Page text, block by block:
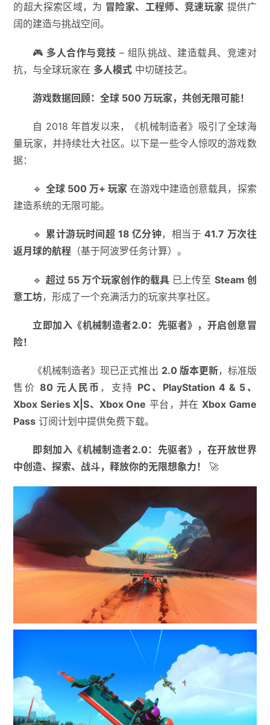
的超大探索区域，为 冒险家、工程师、竞速玩家 提供广
阔的建造与挑战空间。
🎮 多人合作与竞技 – 组队挑战、建造载具、竞速对
抗，与全球玩家在 多人模式 中切磋技艺。
游戏数据回顾：全球 500 万玩家，共创无限可能！
自 2018 年首发以来，《机械制造者》吸引了全球海
量玩家，并持续壮大社区。以下是一些令人惊叹的游戏数
据：
🔹 全球 500 万+ 玩家 在游戏中建造创意载具，探索
建造系统的无限可能。
🔹 累计游玩时间超 18 亿分钟，相当于41.7 万次往
返月球的航程 （基于阿波罗任务计算）。
🔹 超过 55 万个玩家创作的载具已上传至 Steam 创
意工坊，形成了一个充满活力的玩家共享社区。
立即加入《机械制造者2.0：先驱者》，开启创意冒
险！
《机械制造者》现已正式推出 2.0 版本更新，标准版
售价 80 元人民币 ，支持 PC、PlayStation 4 & 5、
Xbox Series X|S、Xbox One 平台，并在Xbox Game
Pass 订阅计划中提供免费下载。
即刻加入《机械制造者2.0：先驱者》，在开放世界
中创造、探索、战斗，释放你的无限想象力！
🚀